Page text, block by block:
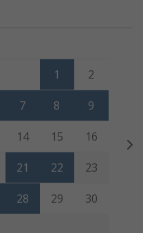
Viernes Sábado
1 2
7 8 9
14 15 16
21 22 23
28 29 30